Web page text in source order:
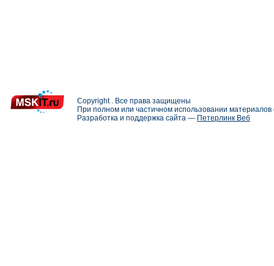
Copyright . Все права защищены
При полном или частичном использовании
Разработка и поддержка сайта — Петерлинк Веб